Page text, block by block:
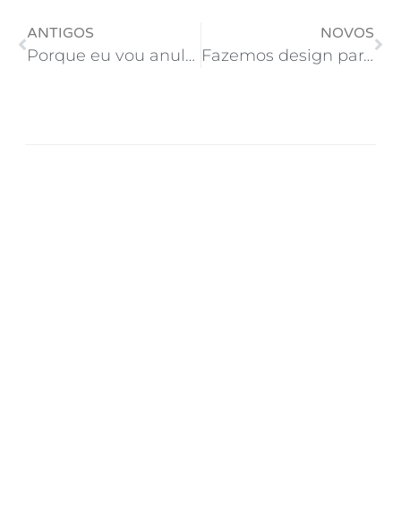
ANTIGOS
Porque eu vou anular o meu voto no segundo turno!
NOVOS
Fazemos design para pessoas, não para designers